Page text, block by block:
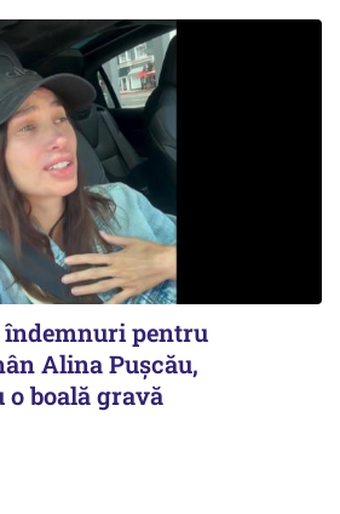
îndemnuri pentru
Alina Pușcău,
boală gravă